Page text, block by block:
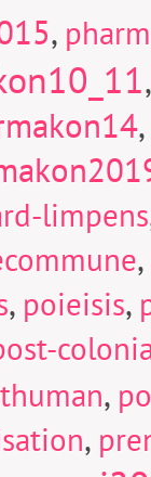
,
,
limpens
,
, poieisis,
,
,